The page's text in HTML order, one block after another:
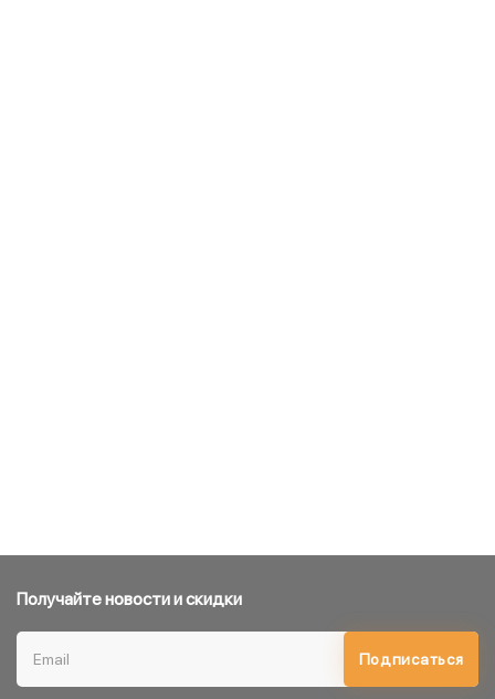
Получайте новости и скидки
Подписаться